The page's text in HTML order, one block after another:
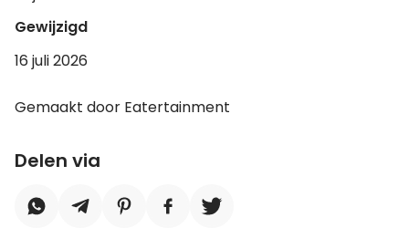
Gewijzigd
16 juli 2026
Gemaakt door Eatertainment
Delen via